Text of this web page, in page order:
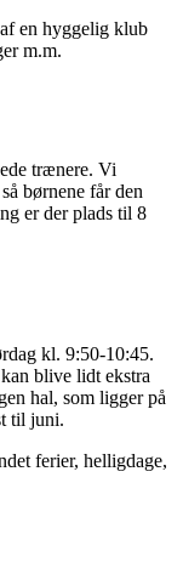
en hyggelig klub
m.m.
trænere. Vi
børnene får den
er der plads til 8
kl. 9:50-10:45.
blive lidt ekstra
hal, som ligger på
til juni.
ferier, helligdage,